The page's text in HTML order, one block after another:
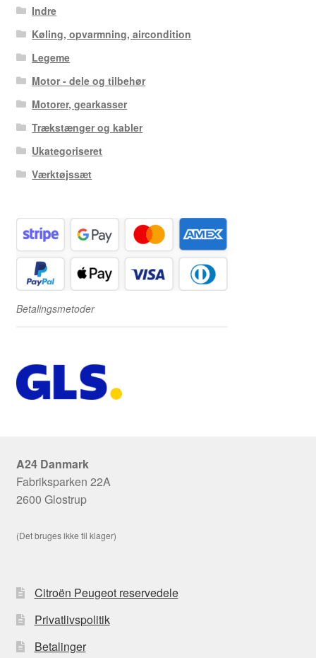
Indre
Køling, opvarmning, aircondition
Legeme
Motor - dele og tilbehør
Motorer, gearkasser
Trækstænger og kabler
Ukategoriseret
Værktøjssæt
Betalingsmetoder
A24 Danmark
Fabriksparken 22A
2600 Glostrup
(Det bruges ikke til klager)
Citroën Peugeot reservedele
Privatlivspolitik
Betalinger